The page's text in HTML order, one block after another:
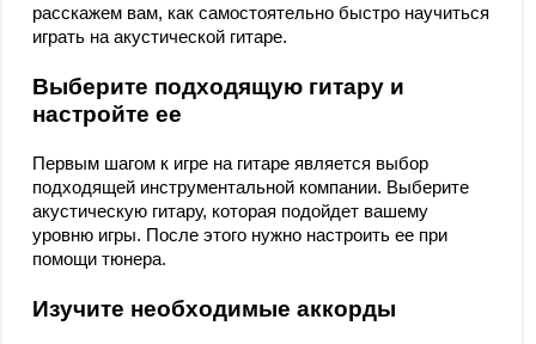
расскажем вам, как самостоятельно быстро научиться
играть на акустической гитаре.
Выберите подходящую гитару и
настройте ее
Первым шагом к игре на гитаре является выбор
подходящей инструментальной компании. Выберите
акустическую гитару, которая подойдет вашему
уровню игры. После этого нужно настроить ее при
помощи тюнера.
Изучите необходимые аккорды